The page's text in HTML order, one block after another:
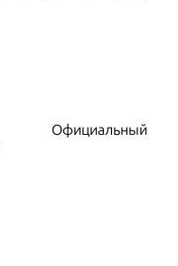
Официальный